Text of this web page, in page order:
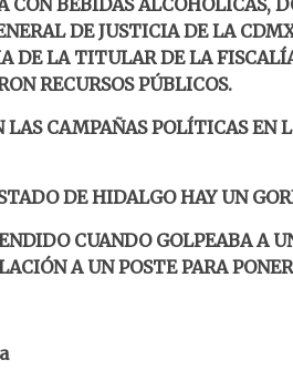
BEBIDAS ALCOHÓLICAS,
DE JUSTICIA DE LA
DE LA TITULAR DE LA
RECURSOS PÚBLICOS.
CAMPAÑAS POLÍTICAS EN
DE HIDALGO HAY UN
CUANDO GOLPEABA A
A UN POSTE PARA